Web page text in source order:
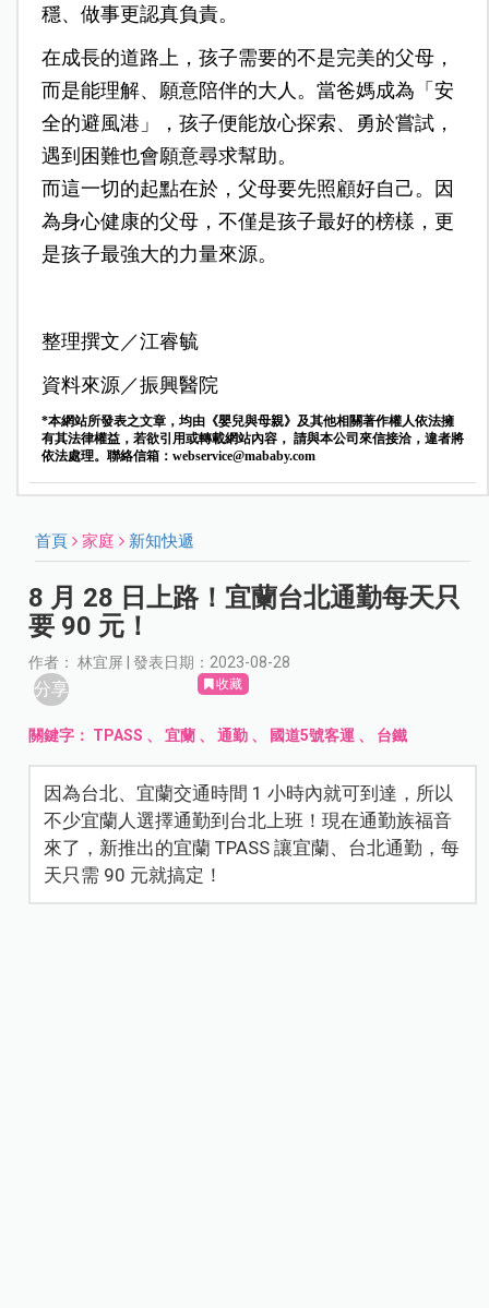
穩、做事更認真負責。
在成長的道路上，孩子需要的不是完美的父母，
而是能理解、願意陪伴的大人。當爸媽成為「安
全的避風港」，孩子便能放心探索、勇於嘗試，
遇到困難也會願意尋求幫助。
而這一切的起點在於，父母要先照顧好自己。因
為身心健康的父母，不僅是孩子最好的榜樣，更
是孩子最強大的力量來源。
整理撰文／江睿毓
資料來源／振興醫院
*本網站所發表之文章，均由《嬰兒與母親》及其他相關著作權人依法擁
有其法律權益，若欲引用或轉載網站內容， 請與本公司來信接洽，違者將
依法處理。聯絡信箱： webservice@mababy.com
首頁 家庭 新知快遞
8 月 28 日上路！宜蘭台北通勤每天只
要 90 元！
作者： 林宜屏 | 發表日期：2023-08-28
分享 收藏
關鍵字： TPASS 、宜蘭 、通勤 、 國道5號客運 、 台鐵
因為台北、宜蘭交通時間 1 小時內就可到達，所以
不少宜蘭人選擇通勤到台北上班！現在通勤族福音
來了，新推出的宜蘭 TPASS 讓宜蘭、台北通勤，每
天只需 90 元就搞定！